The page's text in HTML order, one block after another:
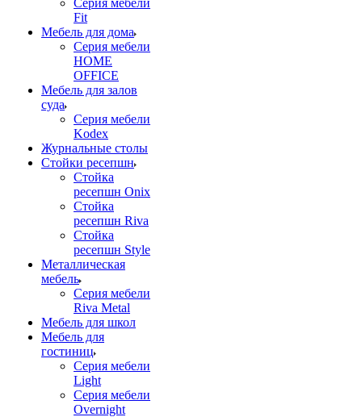
Серия мебели
Fit
Мебель для дома
Серия мебели
HOME
OFFICE
Мебель для залов
суда
Серия мебели
Kodex
Журнальные столы
Стойки ресепшн
Стойка
ресепшн Onix
Стойка
ресепшн Riva
Стойка
ресепшн Style
Металлическая
мебель
Серия мебели
Riva Metal
Мебель для школ
Мебель для
гостиниц
Серия мебели
Light
Серия мебели
Overnight